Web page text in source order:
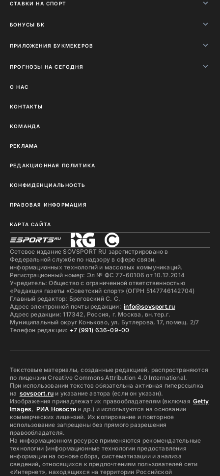
СТАВКИ НА СПОРТ
БОНУСЫ БК
ПРИЛОЖЕНИЯ БУКМЕКЕРОВ
ПРОГНОЗЫ НА СЕГОДНЯ
О НАС
КОНТАКТЫ
КОМАНДА
РЕКЛАМА
РЕДАКЦИОННАЯ ПОЛИТИКА
КОНФИДЕНЦИАЛЬНОСТЬ
ПРАВОВАЯ ИНФОРМАЦИЯ
КАРТА САЙТА
Сетевое издание SOVSPORT RU зарегистрировано в
Федеральной службе по надзору в сфере связи,
информационных технологий и массовых коммуникаций.
Регистрационный номер: Эл № ФС 77-60106 от 10.12.2014
Учредитель: Общество с ограниченной ответственностью
«Редакция газеты «Советский спорт» (ОГРН 5147746142704)
Главный редактор: Бреговский С. С.
Адрес электронной почты редакции: info@sovsport.ru
Адрес редакции: 117342, Россия, г. Москва, вн.тер.г.
Муниципальный округ Коньково, ул. Бутлерова, 17, помещ. 2/7
Телефон редакции: +7 (991) 636-09-00
Текстовые материалы, созданные редакцией, распространяются
по лицензии Creative Commons Attribution 4.0 International.
При использовании текстов обязательна активная гиперссылка
на sovsport.ruи указание автора (если он указан).
Изображения принадлежат их правообладателям (включая Getty
Images, РИА Новости и др.) и используются на основании
коммерческих лицензий. Их копирование и повторное
использование запрещены без прямого разрешения
правообладателя.
На информационном ресурсе применяются рекомендательные
технологии (информационные технологии предоставления
информации на основе сбора, систематизации и анализа
сведений, относящихся к предпочтениям пользователей сети
«Интернет», находящихся на территории Российской